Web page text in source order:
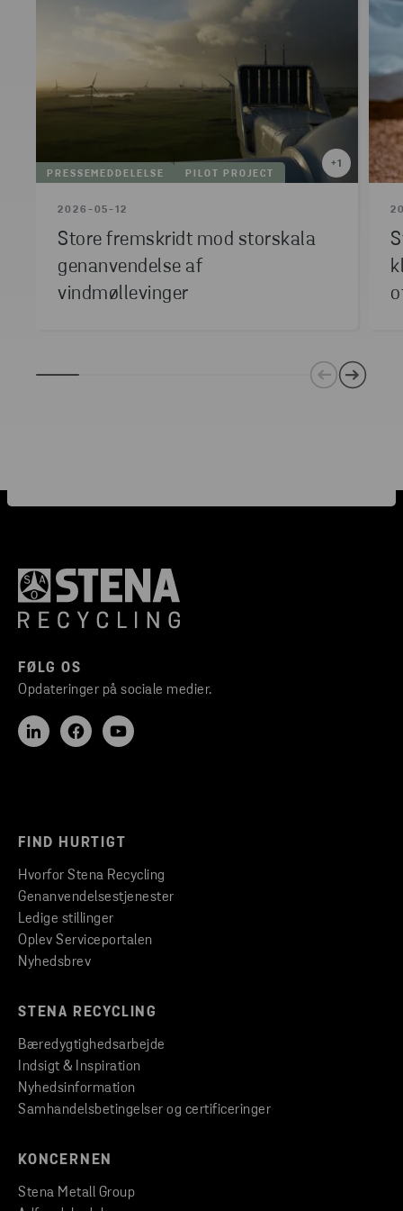
+1
PRESSEMEDDELELSE
PILOT PROJECT
2026-05-12
Store fremskridt mod storskala
genanvendelse af
vindmøllevinger
FØLG OS
Opdateringer på sociale medier.
FIND HURTIGT
Hvorfor Stena Recycling
Genanvendelsestjenester
Ledige stillinger
Oplev Serviceportalen
Nyhedsbrev
STENA RECYCLING
Bæredygtighedsarbejde
Indsigt & Inspiration
Nyhedsinformation
Samhandelsbetingelser og certificeringer
KONCERNEN
Stena Metall Group